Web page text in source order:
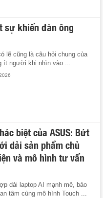
sự khiến đàn ông
lẽ cũng là câu hỏi chung của
ít người khi nhìn vào ...
biệt của ASUS: Bứt
dải sản phẩm chủ
và mô hình tư vấn
dải laptop AI mạnh mẽ, bảo
tâm cùng mô hình Touch ...